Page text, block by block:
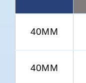
40MM
40MM